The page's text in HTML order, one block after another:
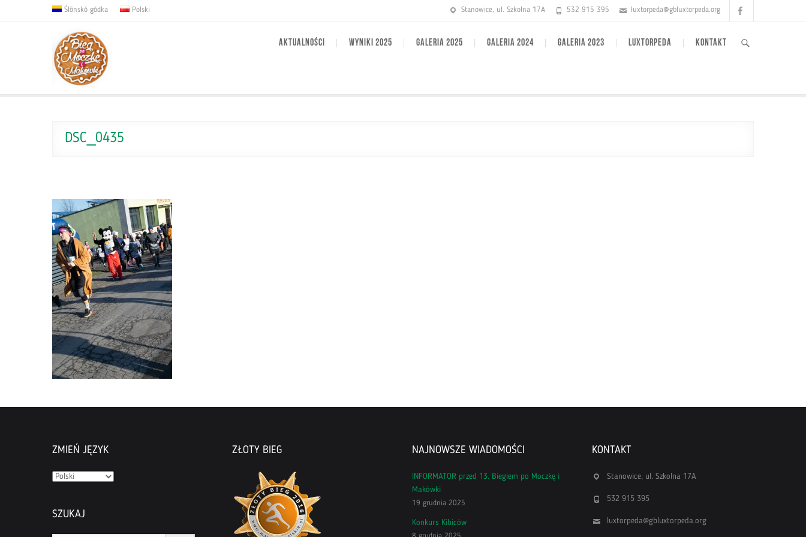
Ślōnskŏ gŏdka Polski Stanowice, ul. Szkolna 17A 532 915 395 luxtorpeda@gbluxtorpeda.org
AKTUALNOŚCI WYNIKI 2025 GALERIA 2025 GALERIA 2024 GALERIA 2023 LUXTORPEDA KONTAKT
DSC_0435
ZMIEŃ JĘZYK
Zmień
SZUKAJ
ZŁOTY BIEG NAJNOWSZE WIADOMOŚCI
INFORMATOR przed 13. Biegiem po Moczkę i
Makówki
19 grudnia 2025
Konkurs Kibiców
KONTAKT
Stanowice, ul. Szkolna 17A
532 915 395
luxtorpeda@gbluxtorpeda.org